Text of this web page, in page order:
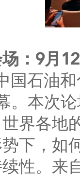
：9月
国石油
。本次
界各地
下，如
性。来